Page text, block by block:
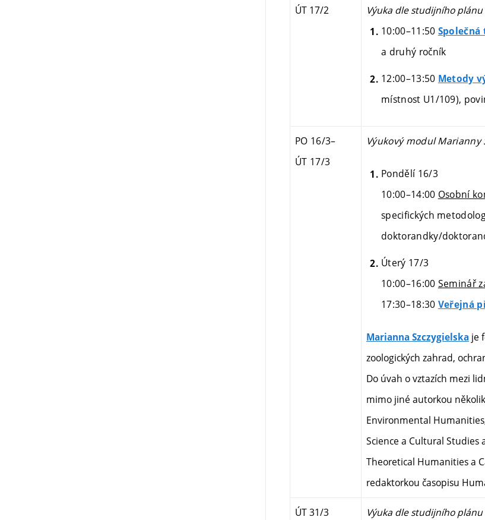
ÚT 17/2
Výuka dle studijního plánu
10:00–11:50
a druhý ročník
12:00–13:50 Metody
místnost U1/109),
PO 16/3–
ÚT 17/3
Výukový modul Marianny
Pondělí 16/3
10:00–14:00 Osobní
specifických
doktorandky/
Úterý 17/3
10:00–16:00 Seminář
17:30–18:30 Veřejná
Marianna Szczygielska je
zoologických zahrad,
Do úvah o vztazích mezi
mimo jiné autorkou
Environmental
Science a Cultural Studies
Theoretical Humanities a
redaktorkou časopisu
ÚT 31/3
Výuka dle studijního plánu